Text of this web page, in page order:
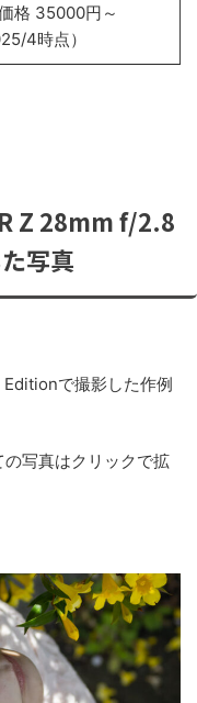
格 35000円～
4時点）
Z 28mm f/2.8
写真
で撮影した作例
写真はクリックで拡